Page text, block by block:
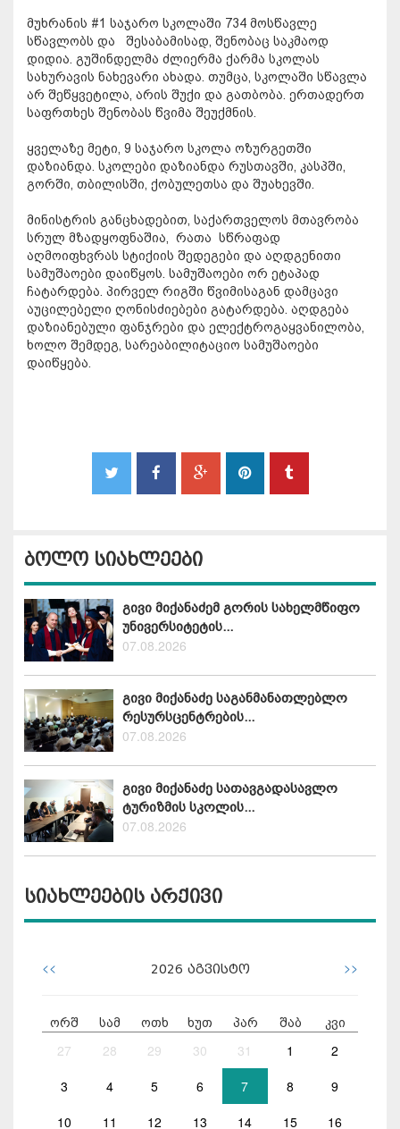
მუხრანის #1 საჯარო სკოლაში 734 მოსწავლე
სწავლობს და შესაბამისად, შენობაც საკმაოდ
დიდია. გუშინდელმა ძლიერმა ქარმა სკოლას
სახურავის ნახევარი ახადა. თუმცა, სკოლაში სწავლა
არ შეწყვეტილა, არის შუქი და გათბობა. ერთადერთ
საფრთხეს შენობას წვიმა შეუქმნის.
ყველაზე მეტი, 9 საჯარო სკოლა ოზურგეთში
დაზიანდა. სკოლები დაზიანდა რუსთავში, კასპში,
გორში, თბილისში, ქობულეთსა და შუახევში.
მინისტრის განცხადებით, საქართველოს მთავრობა
სრულ მზადყოფნაშია, რათა სწრაფად
აღმოიფხვრას სტიქიის შედეგები და აღდგენითი
სამუშაოები დაიწყოს. სამუშაოები ორ ეტაპად
ჩატარდება. პირველ რიგში წვიმისაგან დამცავი
აუცილებელი ღონისძიებები გატარდება. აღდგება
დაზიანებული ფანჯრები და ელექტროგაყვანილობა,
ხოლო შემდეგ, სარეაბილიტაციო სამუშაოები
დაიწყება.
ბოლო სიახლეები
გივი მიქანაძემ გორის სახელმწიფო
უნივერსიტეტის...
07.08.2026
გივი მიქანაძე საგანმანათლებლო
რესურსცენტრების...
07.08.2026
გივი მიქანაძე სათავგადასავლო
ტურიზმის სკოლის...
07.08.2026
სიახლეების არქივი
<< 2026 აგვისტო >>
ორშ სამ ოთხ ხუთ პარ შაბ კვი
27 28 29 30 31 1 2
3 4 5 6 7 8 9
10 11 12 13 14 15 16